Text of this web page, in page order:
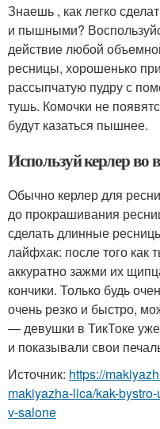
Знаешь , как легко
и пышными?
действие любой
ресницы, хорошенько
рассыпчатую пудру с
тушь. Комочки не
будут казаться пышнее.
Используй керлер во
Обычно керлер для
до прокрашивания
сделать длинные
лайфхак: после того как
аккуратно зажми их
кончики. Только будь
очень резко и быстро,
— девушки в ТикТоке
и показывали свои
Источник: https://
makiyazha-lica/kak-
v-salone